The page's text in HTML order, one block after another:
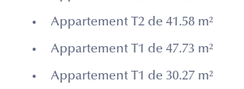
Appartement T2 de 41.58 m²
Appartement T1 de 47.73 m²
Appartement T1 de 30.27 m²